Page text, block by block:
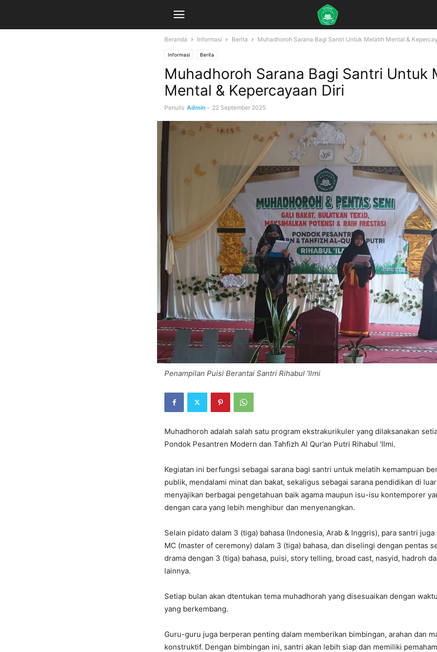
Beranda Informasi Berita Muhadhoroh Sarana Bagi Santri Untuk Melatih Mental &
Informasi Berita
Muhadhoroh Sarana Bagi Santri Untuk
Mental & Kepercayaan Diri
Penulis Admin - 22 September 2025
Penampilan Puisi Berantai Santri Rihabul 'Ilmi
Muhadhoroh adalah salah satu program ekstrakurikuler yang dilaksanakan
Pondok Pesantren Modern dan Tahfizh Al Qur’an Putri Rihabul ‘Ilmi.
Kegiatan ini berfungsi sebagai sarana bagi santri untuk melatih kemampuan
publik, mendalami minat dan bakat, sekaligus sebagai sarana pendidikan di
menyajikan berbagai pengetahuan baik agama maupun isu-isu kontemporer
dengan cara yang lebih menghibur dan menyenangkan.
Selain pidato dalam 3 (tiga) bahasa (Indonesia, Arab & Inggris), para santri
MC (master of ceremony) dalam 3 (tiga) bahasa, dan diselingi dengan pentas
drama dengan 3 (tiga) bahasa, puisi, story telling, broad cast, nasyid, hadroh
lainnya.
Setiap bulan akan dtentukan tema muhadhorah yang disesuaikan dengan
yang berkembang.
Guru-guru juga berperan penting dalam memberikan bimbingan, arahan dan
konstruktif. Dengan bimbingan ini, santri akan lebih siap dan memiliki